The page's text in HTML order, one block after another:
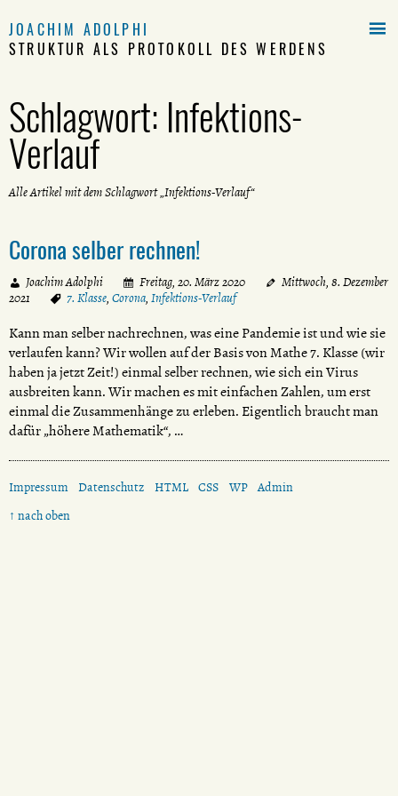
JOACHIM ADOLPHI
STRUKTUR ALS PROTOKOLL DES WERDENS
Schlagwort: Infektions-
Verlauf
Alle Artikel mit dem Schlagwort „Infektions-Verlauf“
Corona selber rechnen!
Joachim Adolphi Freitag, 20. März 2020
Mittwoch, 8. Dezember
2021
7. Klasse, Corona, Infektions-Verlauf
Kann man selber nachrechnen, was eine Pandemie ist und wie sie
verlaufen kann? Wir wollen auf der Basis von Mathe 7. Klasse (wir
haben ja jetzt Zeit!) einmal selber rechnen, wie sich ein Virus
ausbreiten kann. Wir machen es mit einfachen Zahlen, um erst
einmal die Zusammenhänge zu erleben. Eigentlich braucht man
dafür „höhere Mathematik“, …

Impressum Datenschutz HTML CSS WP Admin
↑ nach oben